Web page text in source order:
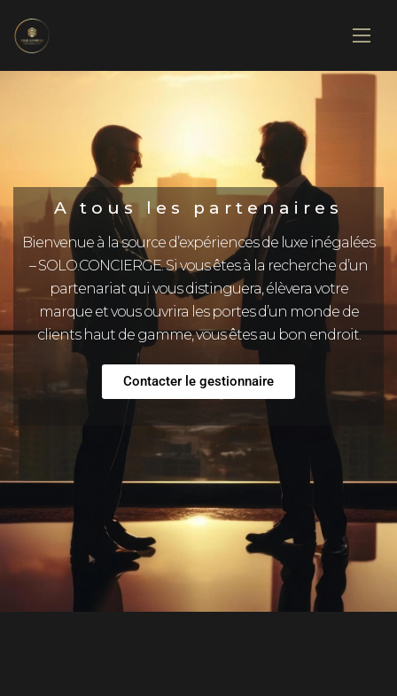
A tous les partenaires
Bienvenue à la source d’expériences de luxe inégalées
– SOLO.CONCIERGE. Si vous êtes à la recherche d’un
partenariat qui vous distinguera, élèvera votre
marque et vous ouvrira les portes d’un monde de
clients haut de gamme, vous êtes au bon endroit.
Contacter le gestionnaire